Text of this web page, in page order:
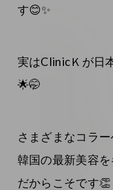
す😊✨
実はClinicＫが日
🌟🤭
さまざまなコラ
韓国の最新美容
だからこそです👏